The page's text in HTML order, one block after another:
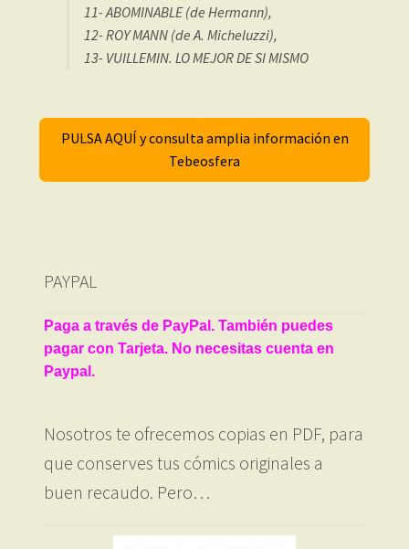
11- ABOMINABLE (de Hermann),
12- ROY MANN (de A. Micheluzzi),
13- VUILLEMIN. LO MEJOR DE SI MISMO
PULSA AQUÍ y consulta amplia información en
Tebeosfera
PAYPAL
Paga a través de PayPal. También puedes
pagar con Tarjeta. No necesitas cuenta en
Paypal.
Nosotros te ofrecemos copias en PDF, para
que conserves tus cómics originales a
buen recaudo. Pero…